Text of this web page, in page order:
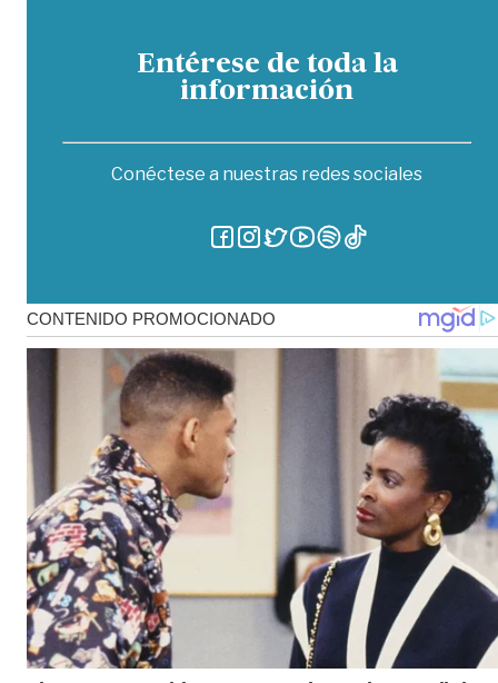
Entérese de toda la
información
Conéctese a nuestras redes sociales